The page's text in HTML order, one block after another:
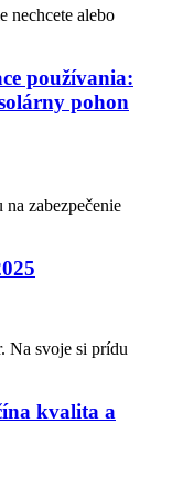
nechcete alebo
používania:
pohon
zabezpečenie
Na svoje si prídu
kvalita a